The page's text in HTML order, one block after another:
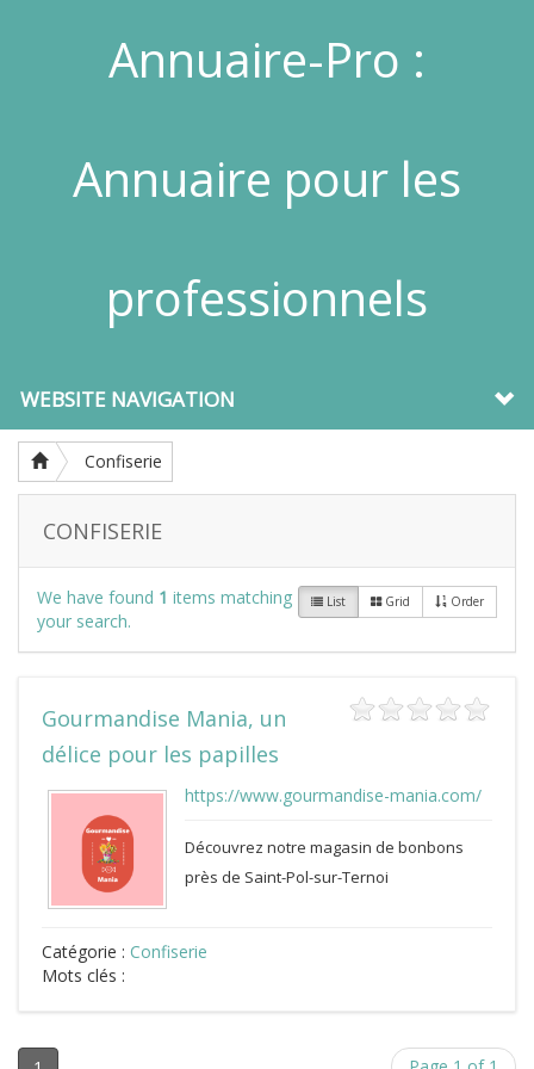
Annuaire-Pro :
Annuaire pour les
professionnels
WEBSITE NAVIGATION
Confiserie
CONFISERIE
List Grid Order
We have found 1 items matching
your search.
Gourmandise Mania, un
délice pour les papilles
https://www.gourmandise-mania.com/
Découvrez notre magasin de bonbons
près de Saint-Pol-sur-Ternoi
Catégorie : Confiserie
Mots clés :